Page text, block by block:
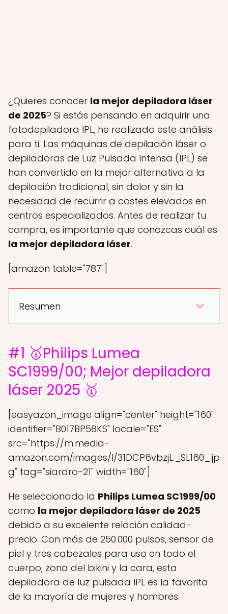
¿Quieres conocer la mejor depiladora láser
de 2025? Si estás pensando en adquirir una
fotodepiladora IPL, he realizado este análisis
para ti. Las máquinas de depilación láser o
depiladoras de Luz Pulsada Intensa (IPL) se
han convertido en la mejor alternativa a la
depilación tradicional, sin dolor y sin la
necesidad de recurrir a costes elevados en
centros especializados. Antes de realizar tu
compra, es importante que conozcas cuál es
la mejor depiladora láser.
[amazon table="787"]
Resumen
#1 🥇Philips Lumea
SC1999/00; Mejor depiladora
láser 2025 🥇
[easyazon_image align="center" height="160"
identifier="B017BP58KS" locale="ES"
src="https://m.media-
amazon.com/images/I/31DCP6vbzjL._SL160_.jp
g" tag="siardro-21" width="160"]
He seleccionado la Philips Lumea SC1999/00
como la mejor depiladora láser de 2025
debido a su excelente relación calidad-
precio. Con más de 250.000 pulsos, sensor de
piel y tres cabezales para uso en todo el
cuerpo, zona del bikini y la cara, esta
depiladora de luz pulsada IPL es la favorita
de la mayoría de mujeres y hombres.